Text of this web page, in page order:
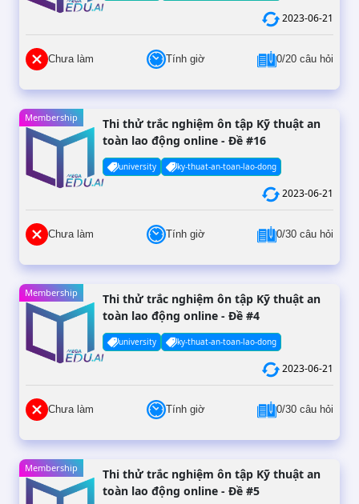
2023-06-21
Chưa làm Tính giờ 0/20 câu hỏi
Membership
Thi thử trắc nghiệm ôn tập Kỹ thuật an
toàn lao động online - Đề #16
university ky-thuat-an-toan-lao-dong
2023-06-21
Chưa làm Tính giờ 0/30 câu hỏi
Membership
Thi thử trắc nghiệm ôn tập Kỹ thuật an
toàn lao động online - Đề #4
university ky-thuat-an-toan-lao-dong
2023-06-21
Chưa làm Tính giờ 0/30 câu hỏi
Membership
Thi thử trắc nghiệm ôn tập Kỹ thuật an
toàn lao động online - Đề #5